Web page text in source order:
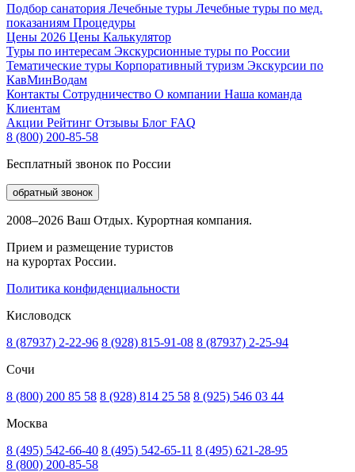
Подбор санатория Лечебные туры Лечебные туры по мед.
показаниям Процедуры
Цены 2026 Цены Калькулятор
Туры по интересам Экскурсионные туры по России
Тематические туры Корпоративный туризм Экскурсии по
КавМинВодам
Контакты Сотрудничество О компании Наша команда
Клиентам
Акции Рейтинг Отзывы Блог FAQ
8 (800) 200-85-58
Бесплатный звонок по России
обратный звонок
2008–2026 Ваш Отдых. Курортная компания.
Прием и размещение туристов
на курортах России.
Политика конфиденциальности
Кисловодск
8 (87937) 2-22-96 8 (928) 815-91-08 8 (87937) 2-25-94
Сочи
8 (800) 200 85 58 8 (928) 814 25 58 8 (925) 546 03 44
Москва
8 (495) 542-66-40 8 (495) 542-65-11 8 (495) 621-28-95
8 (800) 200-85-58